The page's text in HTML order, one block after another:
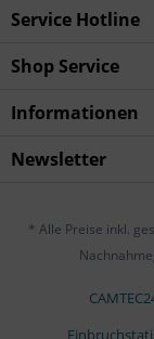
Service Hotline
Shop Service
Informationen
Newsletter
* Alle Preise inkl.